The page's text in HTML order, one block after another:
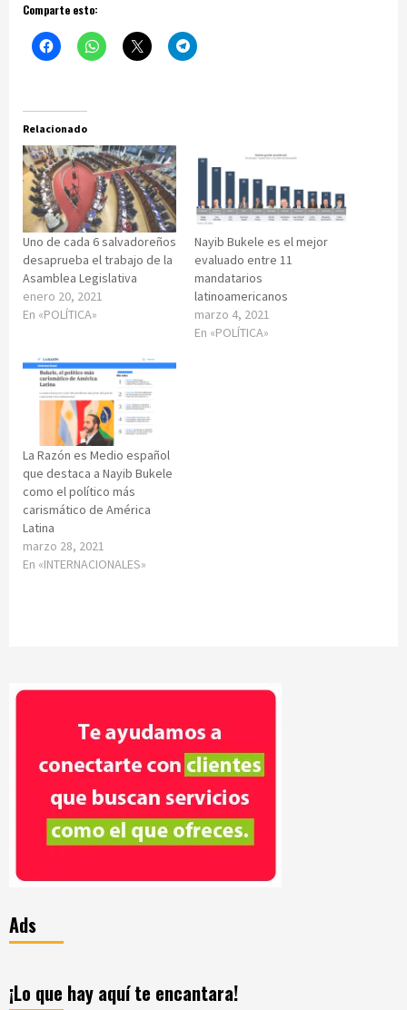
Comparte esto:
Relacionado
Uno de cada 6 salvadoreños
desaprueba el trabajo de la
Asamblea Legislativa
enero 20, 2021
En «POLÍTICA»
Nayib Bukele es el mejor
evaluado entre 11
mandatarios
latinoamericanos
marzo 4, 2021
En «POLÍTICA»
La Razón es Medio español
que destaca a Nayib Bukele
como el político más
carismático de América
Latina
marzo 28, 2021
En «INTERNACIONALES»
Ads
¡Lo que hay aquí te encantara!